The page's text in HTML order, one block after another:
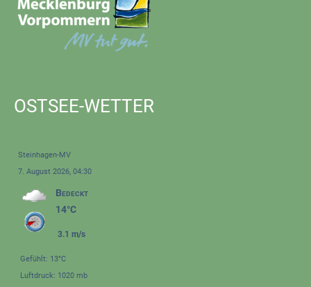
OSTSEE-WETTER
Steinhagen-MV
7. August 2026, 04:30
Bedeckt
14°C
3.1 m/s
Gefühlt: 13°C
Luftdruck: 1020 mb